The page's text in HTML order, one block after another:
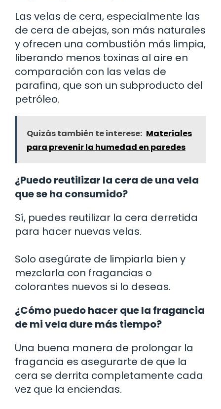
Las velas de cera, especialmente las
de cera de abejas, son más naturales
y ofrecen una combustión más limpia,
liberando menos toxinas al aire en
comparación con las velas de
parafina, que son un subproducto del
petróleo.
Quizás también te interese: Materiales
para prevenir la humedad en paredes
¿Puedo reutilizar la cera de una vela
que se ha consumido?
Sí, puedes reutilizar la cera derretida
para hacer nuevas velas.
Solo asegúrate de limpiarla bien y
mezclarla con fragancias o
colorantes nuevos si lo deseas.
¿Cómo puedo hacer que la fragancia
de mi vela dure más tiempo?
Una buena manera de prolongar la
fragancia es asegurarte de que la
cera se derrita completamente cada
vez que la enciendas.